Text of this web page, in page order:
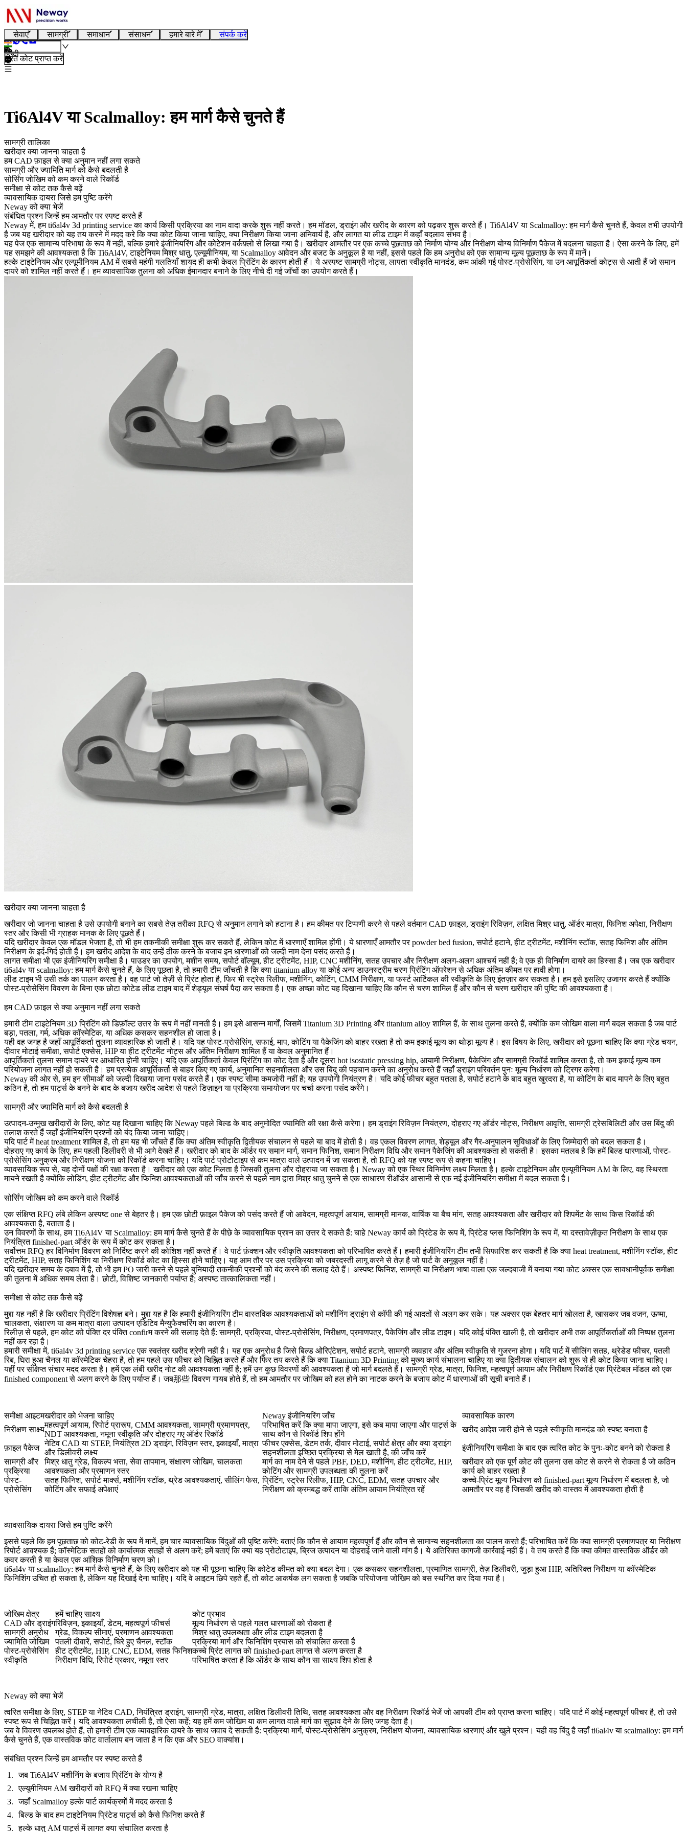
सेवाएं सामग्री समाधान संसाधन हमारे बारे में संपर्क करें
हिन्दी
तुरंत कोट प्राप्त करें
Ti6Al4V या Scalmalloy: हम मार्ग कैसे चुनते हैं
सामग्री तालिका
खरीदार क्या जानना चाहता है
हम CAD फ़ाइल से क्या अनुमान नहीं लगा सकते
सामग्री और ज्यामिति मार्ग को कैसे बदलती है
सोर्सिंग जोखिम को कम करने वाले रिकॉर्ड
समीक्षा से कोट तक कैसे बढ़ें
व्यावसायिक दायरा जिसे हम पुष्टि करेंगे
Neway को क्या भेजें
संबंधित प्रश्न जिन्हें हम आमतौर पर स्पष्ट करते हैं
Neway में, हमti6al4v 3d printing serviceका कार्य किसी प्रक्रिया का नाम वादा करके शुरू नहीं करते। हम मॉडल, ड्राइंग और खरीद के कारण को पढ़कर शुरू करते हैं। Ti6Al4V या Scalmalloy: हम मार्ग कैसे चुनते हैं, केवल तभी उपयोगी
है जब यह खरीदार को यह तय करने में मदद करे कि क्या कोट किया जाना चाहिए, क्या निरीक्षण किया जाना अनिवार्य है, और लागत या लीड टाइम में कहाँ बदलाव संभव है।
यह पेज एक सामान्य परिभाषा के रूप में नहीं, बल्कि हमारे इंजीनियरिंग और कोटेशन वर्कफ़्लो से लिखा गया है। खरीदार आमतौर पर एक कच्चे पूछताछ को निर्माण योग्य और निरीक्षण योग्य विनिर्माण पैकेज में बदलना चाहता है। ऐसा करने के लिए, हमें
यह समझने की आवश्यकता है कि Ti6Al4V, टाइटेनियम मिश्र धातु, एल्यूमीनियम, या Scalmalloy आवेदन और बजट के अनुकूल है या नहीं, इससे पहले कि हम अनुरोध को एक सामान्य मूल्य पूछताछ के रूप में मानें।
हल्के टाइटेनियम और एल्यूमीनियम AM में सबसे महंगी गलतियाँ शायद ही कभी केवल प्रिंटिंग के कारण होती हैं। ये अस्पष्ट सामग्री नोट्स, लापता स्वीकृति मानदंड, कम आंकी गई पोस्ट-प्रोसेसिंग, या उन आपूर्तिकर्ता कोट्स से आती हैं जो समान
दायरे को शामिल नहीं करते हैं। हम व्यावसायिक तुलना को अधिक ईमानदार बनाने के लिए नीचे दी गई जाँचों का उपयोग करते हैं।
खरीदार क्या जानना चाहता है
खरीदार जो जानना चाहता है उसे उपयोगी बनाने का सबसे तेज़ तरीका RFQ से अनुमान लगाने को हटाना है। हम कीमत पर टिप्पणी करने से पहले वर्तमान CAD फ़ाइल, ड्राइंग रिविज़न, लक्षित मिश्र धातु, ऑर्डर मात्रा, फिनिश अपेक्षा, निरीक्षण
स्तर और किसी भी ग्राहक मानक के लिए पूछते हैं।
यदि खरीदार केवल एक मॉडल भेजता है, तो भी हम तकनीकी समीक्षा शुरू कर सकते हैं, लेकिन कोट में धारणाएँ शामिल होंगी। ये धारणाएँ आमतौर परpowder bed fusion, सपोर्ट हटाने, हीट ट्रीटमेंट, मशीनिंग स्टॉक, सतह फिनिश और अंतिम
निरीक्षण के इर्द-गिर्द होती हैं। हम खरीद आदेश के बाद उन्हें ठीक करने के बजाय इन धारणाओं को जल्दी नाम देना पसंद करते हैं।
लागत समीक्षा भी एक इंजीनियरिंग समीक्षा है। पाउडर का उपयोग, मशीन समय, सपोर्ट वॉल्यूम, हीट ट्रीटमेंट, HIP, CNC मशीनिंग, सतह उपचार और निरीक्षण अलग-अलग आश्चर्य नहीं हैं; वे एक ही विनिर्माण दायरे का हिस्सा हैं। जब एक खरीदार
ti6al4v या scalmalloy: हम मार्ग कैसे चुनते हैं, के लिए पूछता है, तो हमारी टीम जाँचती है कि क्या titanium alloyया कोई अन्य डाउनस्ट्रीम चरण प्रिंटिंग ऑपरेशन से अधिक अंतिम कीमत पर हावी होगा।
लीड टाइम भी उसी तर्क का पालन करता है। वह पार्ट जो तेज़ी से प्रिंट होता है, फिर भी स्ट्रेस रिलीफ, मशीनिंग, कोटिंग, CMM निरीक्षण, या फर्स्ट आर्टिकल की स्वीकृति के लिए इंतज़ार कर सकता है। हम इसे इसलिए उजागर करते हैं क्योंकि
पोस्ट-प्रोसेसिंग विवरण के बिना एक छोटा कोटेड लीड टाइम बाद में शेड्यूल संघर्ष पैदा कर सकता है। एक अच्छा कोट यह दिखाना चाहिए कि कौन से चरण शामिल हैं और कौन से चरण खरीदार की पुष्टि की आवश्यकता है।
हम CAD फ़ाइल से क्या अनुमान नहीं लगा सकते
हमारी टीम टाइटेनियम 3D प्रिंटिंग को डिफ़ॉल्ट उत्तर के रूप में नहीं मानती है। हम इसे आसन्न मार्गों, जिसमेंTitanium 3D Printing औरtitanium alloyशामिल हैं, के साथ तुलना करते हैं, क्योंकि कम जोखिम वाला मार्ग बदल सकता है जब पार्ट
बड़ा, पतला, गर्म, अधिक कॉस्मेटिक, या अधिक कसकर सहनशील हो जाता है।
यही वह जगह है जहाँ आपूर्तिकर्ता तुलना व्यावहारिक हो जाती है। यदि यह पोस्ट-प्रोसेसिंग, सफाई, माप, कोटिंग या पैकेजिंग को बाहर रखता है तो कम इकाई मूल्य का थोड़ा मूल्य है। इस विषय के लिए, खरीदार को पूछना चाहिए कि क्या ग्रेड चयन,
दीवार मोटाई समीक्षा, सपोर्ट एक्सेस, HIP या हीट ट्रीटमेंट नोट्स और अंतिम निरीक्षण शामिल हैं या केवल अनुमानित हैं।
आपूर्तिकर्ता तुलना समान दायरे पर आधारित होनी चाहिए। यदि एक आपूर्तिकर्ता केवल प्रिंटिंग का कोट देता है और दूसरा hot isostatic pressing hip, आयामी निरीक्षण, पैकेजिंग और सामग्री रिकॉर्ड शामिल करता है, तो कम इकाई मूल्य कम
परियोजना लागत नहीं हो सकती है। हम प्रत्येक आपूर्तिकर्ता से बाहर किए गए कार्य, अनुमानित सहनशीलता और उस बिंदु की पहचान करने का अनुरोध करते हैं जहाँ ड्राइंग परिवर्तन पुनः मूल्य निर्धारण को ट्रिगर करेगा।
Neway की ओर से, हम इन सीमाओं को जल्दी दिखाया जाना पसंद करते हैं। एक स्पष्ट सीमा कमजोरी नहीं है; यह उपयोगी नियंत्रण है। यदि कोई फीचर बहुत पतला है, सपोर्ट हटाने के बाद बहुत खुरदरा है, या कोटिंग के बाद मापने के लिए बहुत
कठिन है, तो हम पार्ट्स के बनने के बाद के बजाय खरीद आदेश से पहले डिज़ाइन या प्रक्रिया समायोजन पर चर्चा करना पसंद करेंगे।
सामग्री और ज्यामिति मार्ग को कैसे बदलती है
उत्पादन-उन्मुख खरीदारों के लिए, कोट यह दिखाना चाहिए कि Neway पहले बिल्ड के बाद अनुमोदित ज्यामिति की रक्षा कैसे करेगा। हम ड्राइंग रिविज़न नियंत्रण, दोहराए गए ऑर्डर नोट्स, निरीक्षण आवृत्ति, सामग्री ट्रेसबिलिटी और उस बिंदु की
तलाश करते हैं जहाँ इंजीनियरिंग प्रश्नों को बंद किया जाना चाहिए।
यदि पार्ट मेंheat treatmentशामिल है, तो हम यह भी जाँचते हैं कि क्या अंतिम स्वीकृति द्वितीयक संचालन से पहले या बाद में होती है। वह एकल विवरण लागत, शेड्यूल और गैर-अनुपालन सुविधाओं के लिए जिम्मेदारी को बदल सकता है।
दोहराए गए कार्य के लिए, हम पहली डिलीवरी से भी आगे देखते हैं। खरीदार को बाद के ऑर्डर पर समान मार्ग, समान फिनिश, समान निरीक्षण विधि और समान पैकेजिंग की आवश्यकता हो सकती है। इसका मतलब है कि हमें बिल्ड धारणाओं, पोस्ट-
प्रोसेसिंग अनुक्रम और निरीक्षण योजना को रिकॉर्ड करना चाहिए। यदि पार्ट प्रोटोटाइप से कम मात्रा वाले उत्पादन में जा सकता है, तो RFQ को यह स्पष्ट रूप से कहना चाहिए।
व्यावसायिक रूप से, यह दोनों पक्षों की रक्षा करता है। खरीदार को एक कोट मिलता है जिसकी तुलना और दोहराया जा सकता है। Neway को एक स्थिर विनिर्माण लक्ष्य मिलता है। हल्के टाइटेनियम और एल्यूमीनियम AM के लिए, वह स्थिरता
मायने रखती है क्योंकि लोडिंग, हीट ट्रीटमेंट और फिनिश आवश्यकताओं की जाँच करने से पहले नाम द्वारा मिश्र धातु चुनने से एक साधारण रीऑर्डर आसानी से एक नई इंजीनियरिंग समीक्षा में बदल सकता है।
सोर्सिंग जोखिम को कम करने वाले रिकॉर्ड
एक संक्षिप्त RFQ लंबे लेकिन अस्पष्ट one से बेहतर है। हम एक छोटी फ़ाइल पैकेज को पसंद करते हैं जो आवेदन, महत्वपूर्ण आयाम, सामग्री मानक, वार्षिक या बैच मांग, सतह आवश्यकता और खरीदार को शिपमेंट के साथ किस रिकॉर्ड की
आवश्यकता है, बताता है।
उन विवरणों के साथ, हम Ti6Al4V या Scalmalloy: हम मार्ग कैसे चुनते हैं के पीछे के व्यावसायिक प्रश्न का उत्तर दे सकते हैं: चाहे Neway कार्य को प्रिंटेड के रूप में, प्रिंटेड प्लस फिनिशिंग के रूप में, या दस्तावेज़ीकृत निरीक्षण के साथ एक
नियंत्रित finished-part ऑर्डर के रूप में कोट कर सकता है।
सर्वोत्तम RFQ हर विनिर्माण विवरण को निर्दिष्ट करने की कोशिश नहीं करते हैं। वे पार्ट फ़ंक्शन और स्वीकृति आवश्यकता को परिभाषित करते हैं। हमारी इंजीनियरिंग टीम तभी सिफारिश कर सकती है कि क्या heat treatment, मशीनिंग स्टॉक, हीट
ट्रीटमेंट, HIP, सतह फिनिशिंग या निरीक्षण रिकॉर्ड कोट का हिस्सा होने चाहिए। यह आम तौर पर उस प्रक्रिया को जबरदस्ती लागू करने से तेज़ है जो पार्ट के अनुकूल नहीं है।
यदि खरीदार समय के दबाव में है, तो भी हम PO जारी करने से पहले बुनियादी तकनीकी प्रश्नों को बंद करने की सलाह देते हैं। अस्पष्ट फिनिश, सामग्री या निरीक्षण भाषा वाला एक जल्दबाजी में बनाया गया कोट अक्सर एक सावधानीपूर्वक समीक्षा
की तुलना में अधिक समय लेता है। छोटी, विशिष्ट जानकारी पर्याप्त है; अस्पष्ट तात्कालिकता नहीं।
समीक्षा से कोट तक कैसे बढ़ें
मुद्दा यह नहीं है कि खरीदार प्रिंटिंग विशेषज्ञ बने। मुद्दा यह है कि हमारी इंजीनियरिंग टीम वास्तविक आवश्यकताओं को मशीनिंग ड्राइंग से कॉपी की गई आदतों से अलग कर सके। यह अक्सर एक बेहतर मार्ग खोलता है, खासकर जब वजन, ऊष्मा,
चालकता, संक्षारण या कम मात्रा वाला उत्पादन एडिटिव मैन्युफैक्चरिंग का कारण है।
रिलीज़ से पहले, हम कोट को पंक्ति दर पंक्ति confirम करने की सलाह देते हैं: सामग्री, प्रक्रिया, पोस्ट-प्रोसेसिंग, निरीक्षण, प्रमाणपत्र, पैकेजिंग और लीड टाइम। यदि कोई पंक्ति खाली है, तो खरीदार अभी तक आपूर्तिकर्ताओं की निष्पक्ष तुलना
नहीं कर रहा है।
हमारी समीक्षा में, ti6al4v 3d printing service एक स्वतंत्र खरीद श्रेणी नहीं है। यह एक अनुरोध है जिसे बिल्ड ओरिएंटेशन, सपोर्ट हटाने, सामग्री व्यवहार और अंतिम स्वीकृति से गुजरना होगा। यदि पार्ट में सीलिंग सतह, थ्रेडेड फीचर, पतली
रिब, घिरा हुआ चैनल या कॉस्मेटिक चेहरा है, तो हम पहले उस फीचर को चिह्नित करते हैं और फिर तय करते हैं कि क्या Titanium 3D Printingको मुख्य कार्य संभालना चाहिए या क्या द्वितीयक संचालन को शुरू से ही कोट किया जाना चाहिए।
यहीं पर संक्षिप्त संचार मदद करता है। हमें एक लंबी खरीद नोट की आवश्यकता नहीं है; हमें उन कुछ विवरणों की आवश्यकता है जो मार्ग बदलते हैं। सामग्री ग्रेड, मात्रा, फिनिश, महत्वपूर्ण आयाम और निरीक्षण रिकॉर्ड एक प्रिंटेबल मॉडल को एक
finished component से अलग करने के लिए पर्याप्त हैं। जब那些 विवरण गायब होते हैं, तो हम आमतौर पर जोखिम को हल होने का नाटक करने के बजाय कोट में धारणाओं की सूची बनाते हैं।
समीक्षा आइटमखरीदार को भेजना चाहिए Neway इंजीनियरिंग जाँच
व्यावसायिक कारण
निरीक्षण साक्ष्य
महत्वपूर्ण आयाम, रिपोर्ट प्रारूप, CMM आवश्यकता, सामग्री प्रमाणपत्र,
NDT आवश्यकता, नमूना स्वीकृति और दोहराए गए ऑर्डर रिकॉर्ड
परिभाषित करें कि क्या मापा जाएगा, इसे कब मापा जाएगा और पार्ट्स के
साथ कौन से रिकॉर्ड शिप होंगे
खरीद आदेश जारी होने से पहले स्वीकृति मानदंड को स्पष्ट बनाता है
फ़ाइल पैकेज
नेटिव CAD या STEP, नियंत्रित 2D ड्राइंग, रिविज़न स्तर, इकाइयाँ, मात्रा
और डिलीवरी लक्ष्य
फीचर एक्सेस, डेटम तर्क, दीवार मोटाई, सपोर्ट क्षेत्र और क्या ड्राइंग
सहनशीलता इच्छित प्रक्रिया से मेल खाती है, की जाँच करें
इंजीनियरिंग समीक्षा के बाद एक त्वरित कोट के पुनः-कोट बनने को रोकता है
सामग्री और
प्रक्रिया
मिश्र धातु ग्रेड, विकल्प भत्ता, सेवा तापमान, संक्षारण जोखिम, चालकता
आवश्यकता और प्रमाणन स्तर
मार्ग का नाम देने से पहले PBF, DED, मशीनिंग, हीट ट्रीटमेंट, HIP,
कोटिंग और सामग्री उपलब्धता की तुलना करें
खरीदार को एक पूर्ण कोट की तुलना उस कोट से करने से रोकता है जो कठिन
कार्य को बाहर रखता है
पोस्ट-
प्रोसेसिंग
सतह फिनिश, सपोर्ट मार्क्स, मशीनिंग स्टॉक, थ्रेड आवश्यकताएं, सीलिंग फेस,
कोटिंग और सफाई अपेक्षाएं
प्रिंटिंग, स्ट्रेस रिलीफ, HIP, CNC, EDM, सतह उपचार और
निरीक्षण को क्रमबद्ध करें ताकि अंतिम आयाम नियंत्रित रहें
कच्चे-प्रिंट मूल्य निर्धारण को finished-part मूल्य निर्धारण में बदलता है, जो
आमतौर पर वह है जिसकी खरीद को वास्तव में आवश्यकता होती है
व्यावसायिक दायरा जिसे हम पुष्टि करेंगे
इससे पहले कि हम पूछताछ को कोट-रेडी के रूप में मानें, हम चार व्यावसायिक बिंदुओं की पुष्टि करेंगे: बताएं कि कौन से आयाम महत्वपूर्ण हैं और कौन से सामान्य सहनशीलता का पालन करते हैं; परिभाषित करें कि क्या सामग्री प्रमाणपत्र या निरीक्षण
रिपोर्ट आवश्यक हैं; कॉस्मेटिक सतहों को कार्यात्मक सतहों से अलग करें; हमें बताएं कि क्या यह प्रोटोटाइप, ब्रिज उत्पादन या दोहराई जाने वाली मांग है। ये अतिरिक्त कागजी कार्रवाई नहीं हैं। वे तय करते हैं कि क्या कीमत वास्तविक ऑर्डर को
कवर करती है या केवल एक आंशिक विनिर्माण चरण को।
ti6al4v या scalmalloy: हम मार्ग कैसे चुनते हैं, के लिए खरीदार को यह भी पूछना चाहिए कि कोटेड कीमत को क्या बदल देगा। एक कसकर सहनशीलता, प्रमाणित सामग्री, तेज़ डिलीवरी, जुड़ा हुआ HIP, अतिरिक्त निरीक्षण या कॉस्मेटिक
फिनिशिंग उचित हो सकता है, लेकिन यह दिखाई देना चाहिए। यदि वे आइटम छिपे रहते हैं, तो कोट आकर्षक लग सकता है जबकि परियोजना जोखिम को बस स्थगित कर दिया गया है।
जोखिम क्षेत्र हमें चाहिए साक्ष्य
कोट प्रभाव
CAD और ड्राइंगरिविज़न, इकाइयाँ, डेटम, महत्वपूर्ण फीचर्स
मूल्य निर्धारण से पहले गलत धारणाओं को रोकता है
सामग्री अनुरोध
ग्रेड, विकल्प सीमाएं, प्रमाणन आवश्यकता
मिश्र धातु उपलब्धता और लीड टाइम बदलता है
ज्यामिति जोखिम
पतली दीवारें, सपोर्ट, घिरे हुए चैनल, स्टॉक
प्रक्रिया मार्ग और फिनिशिंग प्रयास को संचालित करता है
पोस्ट-प्रोसेसिंग
हीट ट्रीटमेंट, HIP, CNC, EDM, सतह फिनिशकच्चे प्रिंट लागत को finished-part लागत से अलग करता है
स्वीकृति
निरीक्षण विधि, रिपोर्ट प्रकार, नमूना स्तर परिभाषित करता है कि ऑर्डर के साथ कौन सा साक्ष्य शिप होता है
Neway को क्या भेजें
त्वरित समीक्षा के लिए, STEP या नेटिव CAD, नियंत्रित ड्राइंग, सामग्री ग्रेड, मात्रा, लक्षित डिलीवरी तिथि, सतह आवश्यकता और वह निरीक्षण रिकॉर्ड भेजें जो आपकी टीम को प्राप्त करना चाहिए। यदि पार्ट में कोई महत्वपूर्ण फीचर है, तो उसे
स्पष्ट रूप से चिह्नित करें। यदि आवश्यकता लचीली है, तो ऐसा कहें; यह हमें कम जोखिम या कम लागत वाले मार्ग का सुझाव देने के लिए जगह देता है।
जब वे विवरण उपलब्ध होते हैं, तो हमारी टीम एक व्यावहारिक दायरे के साथ जवाब दे सकती है: प्रक्रिया मार्ग, पोस्ट-प्रोसेसिंग अनुक्रम, निरीक्षण योजना, व्यावसायिक धारणाएं और खुले प्रश्न। यही वह बिंदु है जहाँ ti6al4v या scalmalloy: हम मार्ग
कैसे चुनते हैं, एक वास्तविक कोट वार्तालाप बन जाता है न कि एक और SEO वाक्यांश।
संबंधित प्रश्न जिन्हें हम आमतौर पर स्पष्ट करते हैं
जब Ti6Al4V मशीनिंग के बजाय प्रिंटिंग के योग्य है
एल्यूमीनियम AM खरीदारों को RFQ में क्या रखना चाहिए
जहाँ Scalmalloy हल्के पार्ट कार्यक्रमों में मदद करता है
बिल्ड के बाद हम टाइटेनियम प्रिंटेड पार्ट्स को कैसे फिनिश करते हैं
हल्के धातु AM पार्ट्स में लागत क्या संचालित करता है